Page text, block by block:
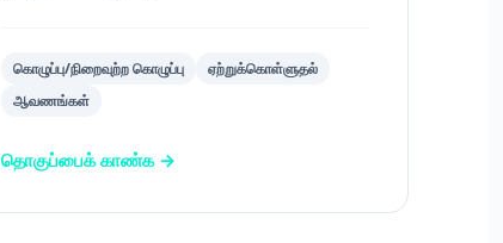
கொழுப்பு/நிறைவுற்ற கொழுப்பு
ஏற்றுக்கொள்ளுதல்
ஆவணங்கள்
தொகுப்பைக் காண்க →